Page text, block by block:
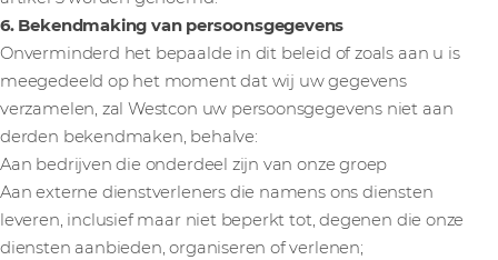
6. Bekendmaking van persoonsgegevens
Onverminderd het bepaalde in dit beleid of zoals aan u is
meegedeeld op het moment dat wij uw gegevens
verzamelen, zal Westcon uw persoonsgegevens niet aan
derden bekendmaken, behalve:
Aan bedrijven die onderdeel zijn van onze groep
Aan externe dienstverleners die namens ons diensten
leveren, inclusief maar niet beperkt tot, degenen die onze
diensten aanbieden, organiseren of verlenen;